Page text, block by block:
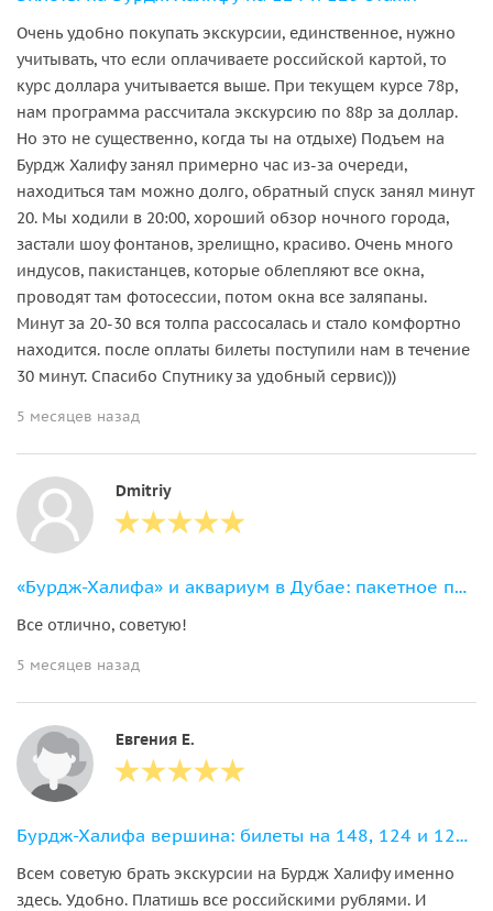
Очень удобно покупать экскурсии, единственное, нужно
учитывать, что если оплачиваете российской картой, то
курс доллара учитывается выше. При текущем курсе 78р,
нам программа рассчитала экскурсию по 88р за доллар.
Но это не существенно, когда ты на отдыхе) Подъем на
Бурдж Халифу занял примерно час из-за очереди,
находиться там можно долго, обратный спуск занял минут
20. Мы ходили в 20:00, хороший обзор ночного города,
застали шоу фонтанов, зрелищно, красиво. Очень много
индусов, пакистанцев, которые облепляют все окна,
проводят там фотосессии, потом окна все заляпаны.
Минут за 20-30 вся толпа рассосалась и стало комфортно
находится. после оплаты билеты поступили нам в течение
30 минут. Спасибо Спутнику за удобный сервис)))
5 месяцев назад
Dmitriy
«Бурдж-Халифа» и аквариум в Дубае: пакетное предложение
Все отлично, советую!
5 месяцев назад
Евгения Е.
Бурдж-Халифа вершина: билеты на 148, 124 и 125 этажи
Всем советую брать экскурсии на Бурдж Халифу именно
здесь. Удобно. Платишь все российскими рублями. И